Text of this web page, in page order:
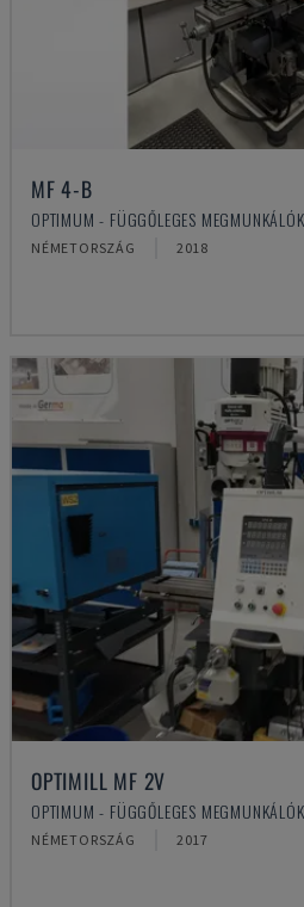
MF 4-B
OPTIMUM - FÜGGŐLEGES
NÉMETORSZÁG 2018
OPTIMILL MF 2V
OPTIMUM - FÜGGŐLEGES
NÉMETORSZÁG 2017